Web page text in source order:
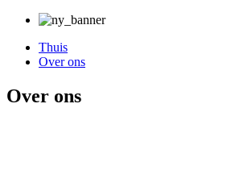
Thuis
Over ons
Over ons